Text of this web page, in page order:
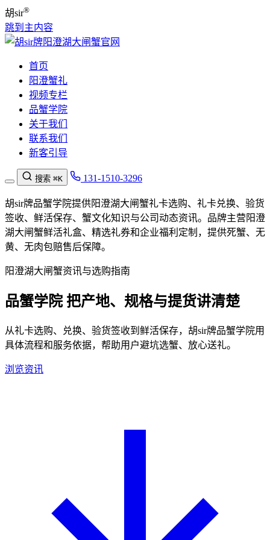
胡sir®
跳到主内容
首页
阳澄蟹礼
视频专栏
品蟹学院
关于我们
联系我们
新客引导
搜索 ⌘K 131-1510-3296
胡sir牌品蟹学院提供阳澄湖大闸蟹礼卡选购、礼卡兑换、验货
签收、鲜活保存、蟹文化知识与公司动态资讯。品牌主营阳澄
湖大闸蟹鲜活礼盒、精选礼券和企业福利定制，提供死蟹、无
黄、无肉包赔售后保障。
阳澄湖大闸蟹资讯与选购指南
品蟹学院 把产地、规格与提货讲清楚
从礼卡选购、兑换、验货签收到鲜活保存，胡sir牌品蟹学院用
具体流程和服务依据，帮助用户避坑选蟹、放心送礼。
浏览资讯